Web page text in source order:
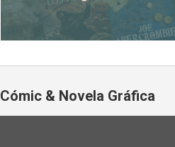
Cómic & Novela Gráfica